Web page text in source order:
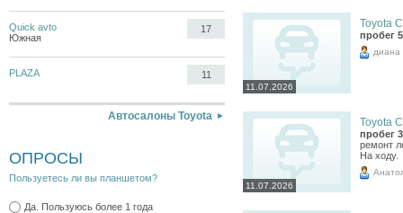
Quick avto
Южная
17
PLAZA 11
Автосалоны Toyota
ОПРОСЫ
Пользуетесь ли вы планшетом?
Да. Пользуюсь более 1 года
11.07.2026
Toyota
пробег
диана
11.07.2026
Toyota
пробег
ремонт
На ходу.